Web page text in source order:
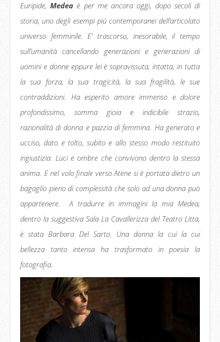
Euripide,Medea è per me ancora oggi, dopo secoli di
storia, uno degli esempi più contemporanei dell’articolato
universo femminile. E’ trascorso, inesorabile, il tempo
sull’umanità cancellando generazioni e generazioni di
uomini e donne eppure lei è sopravissuta, intatta, in tutta
la sua forza, la sua tragicità, la sua fragilità, le sue
contraddizioni. Ha esperito amore immenso e dolore
profondissimo, somma gioia e indicibile strazio,
razionalità di donna e pazzia di femmina. Ha generato e
ucciso, dato e tolto, subito e allo stesso modo restituito
ingiustizia. Luci e ombre che convivono dentro la stessa
anima. E nel volo finale verso Atene si è portata dietro un
bagaglio pieno di complessità che solo ad una donna può
appartenere. A tradurre in immagini la mia Medea,
dentro la suggestiva Sala La Cavallerizza del Teatro Litta,
è stata Barbara Del Sarto. Una donna la cui la cui
bellezza tanto intensa ha trasformato in poesia la
fotografia.